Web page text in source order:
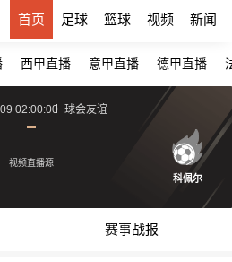
首页 足球 篮球 视频 新闻
西甲直播 意甲直播 德甲直播
科佩尔
02:00:00 球会友谊
视频直播源
赛事战报